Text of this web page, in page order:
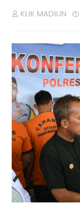
KLIK MADIUN